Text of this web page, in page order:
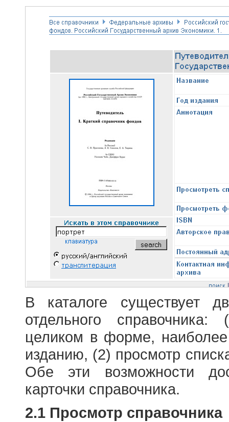
В каталоге существует
отдельного
целиком в форме,
изданию, (2) просмотр
Обе эти возможности
карточки справочника.
2.1 Просмотр справочника